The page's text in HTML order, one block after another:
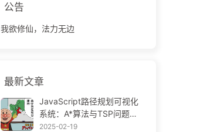
公告
我欲修仙，法力无边
最新文章
JavaScript路径规划可视化
系统：A*算法与TSP问题解
决方案
2025-02-19